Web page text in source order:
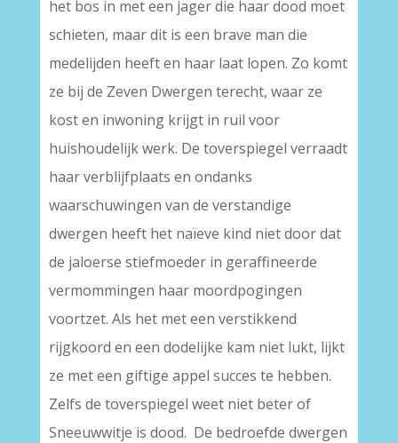
het bos in met een jager die haar dood moet
schieten, maar dit is een brave man die
medelijden heeft en haar laat lopen. Zo komt
ze bij de Zeven Dwergen terecht, waar ze
kost en inwoning krijgt in ruil voor
huishoudelijk werk. De toverspiegel verraadt
haar verblijfplaats en ondanks
waarschuwingen van de verstandige
dwergen heeft het naïeve kind niet door dat
de jaloerse stiefmoeder in geraffineerde
vermommingen haar moordpogingen
voortzet. Als het met een verstikkend
rijgkoord en een dodelijke kam niet lukt, lijkt
ze met een giftige appel succes te hebben.
Zelfs de toverspiegel weet niet beter of
Sneeuwwitje is dood. De bedroefde dwergen